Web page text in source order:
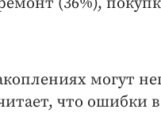
могут
что ошибки